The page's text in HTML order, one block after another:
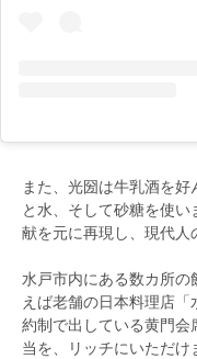
また、光圀は牛乳酒を
と水、そして砂糖を使
献を元に再現し、現代人
水戸市内にある数カ所の
えば老舗の日本料理店
約制で出している黄門
当を、リッチにいただ